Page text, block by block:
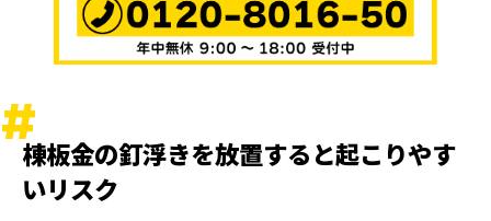
棟板金の釘浮きを放置すると起こりやす
いリスク